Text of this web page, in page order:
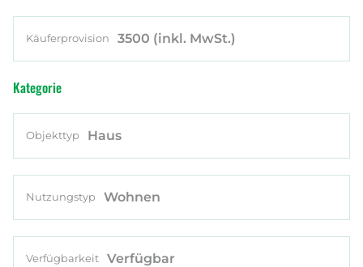
Käuferprovision 3500 (inkl. MwSt.)
Kategorie
Objekttyp Haus
Nutzungstyp Wohnen
Verfügbarkeit Verfügbar